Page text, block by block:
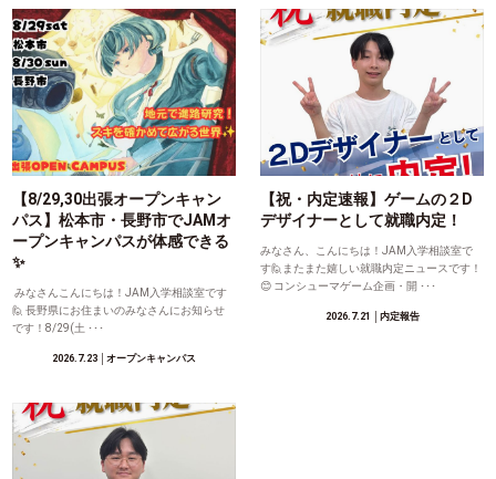
【8/29,30出張オープンキャン
パス】松本市・長野市でJAMオ
ープンキャンパスが体感できる
✨
みなさんこんにちは！JAM入学相談室です
🙋 長野県にお住まいのみなさんにお知らせ
です！8/29(土 ･･･
2026.7.23 │オープンキャンパス
【祝・内定速報】ゲームの２D
デザイナーとして就職内定！
みなさん、こんにちは！JAM入学相談室で
す🙋またまた嬉しい就職内定ニュースです！
😊 コンシューマゲーム企画・開 ･･･
2026.7.21 │内定報告